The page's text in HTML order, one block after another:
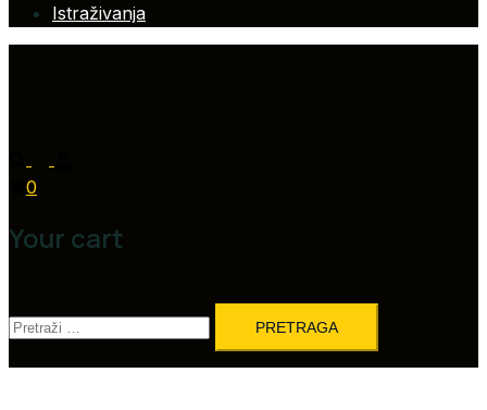
Istraživanja
0
Your cart
Pretraga: